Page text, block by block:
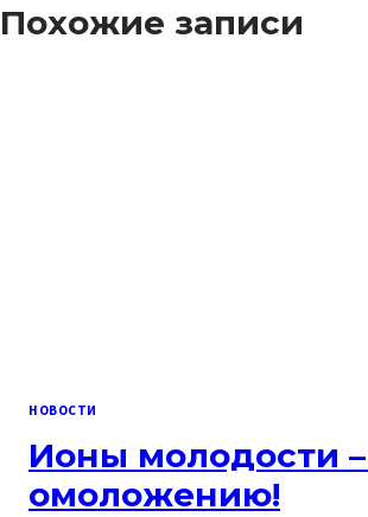
Похожие записи
НОВОСТИ
Ионы молодости –
омоложению!